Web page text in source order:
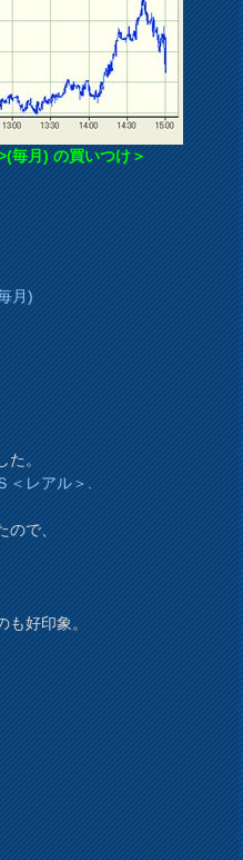
毎月) の買いつけ＞
月)
た。
＜レアル＞.
ので、
も好印象。